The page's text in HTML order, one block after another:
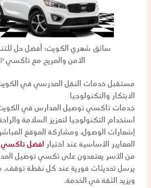
سائق شهري الكويت: أفضل حل
الآمن والمريح مع تاكسي VIP
مستقبل خدمات النقل المدرسي في
الابتكار والتكنولوجيا
خدمات تاكسي توصيل المدارسفي
استخدام التكنولوجيا لتعزيز السلامة
إشعارات الوصول، ومشاركة الموقع
المعايير الأساسية عند اختيار افضل تاكسي
من الأسر يعتمدون على تكسي توصيل
يرسل تحديثات فورية عند كل نقطة توقف،
ويزيد الثقة في الخدمة.